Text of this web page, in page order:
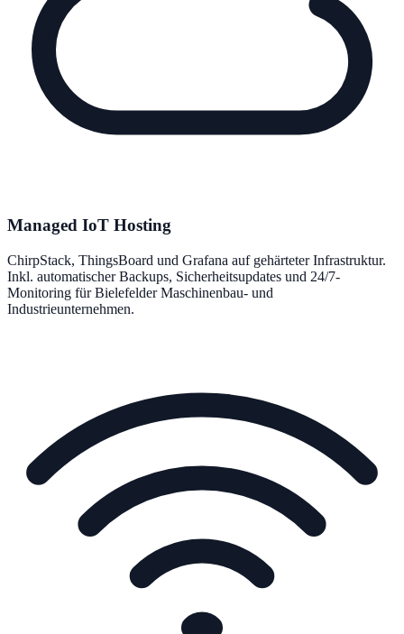
Managed IoT Hosting
ChirpStack, ThingsBoard und Grafana auf gehärteter Infrastruktur.
Inkl. automatischer Backups, Sicherheitsupdates und 24/7-
Monitoring für Bielefelder Maschinenbau- und
Industrieunternehmen.